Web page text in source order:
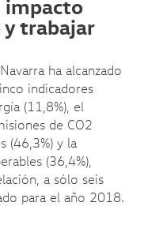
impacto
trabajar
ha alcanzado
indicadores
(11,8%), el
de CO2
(46,3%) y la
(36,4%),
a sólo seis
para el año 2018.